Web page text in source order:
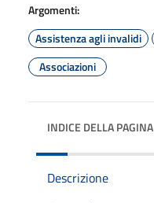
Argomenti:
Assistenza agli invalidi
Associazioni
INDICE DELLA PAGINA
Descrizione